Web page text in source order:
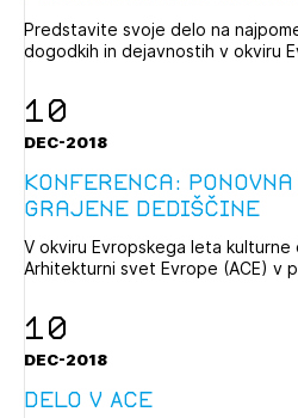
Predstavite svoje delo na
dogodkih in dejavnostih v okviru
10
DEC-2018
Konferenca:
grajene dediščine
V okviru Evropskega leta kulturne
Arhitekturni svet Evrope (ACE) v
10
DEC-2018
Delo v ACE